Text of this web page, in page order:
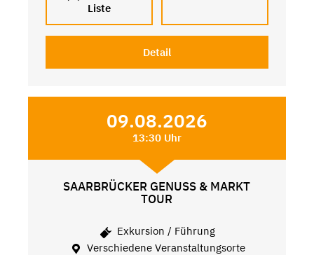
Liste
Detail
09.08.2026
13:30 Uhr
SAARBRÜCKER GENUSS & MARKT
TOUR
Exkursion / Führung
Verschiedene Veranstaltungsorte